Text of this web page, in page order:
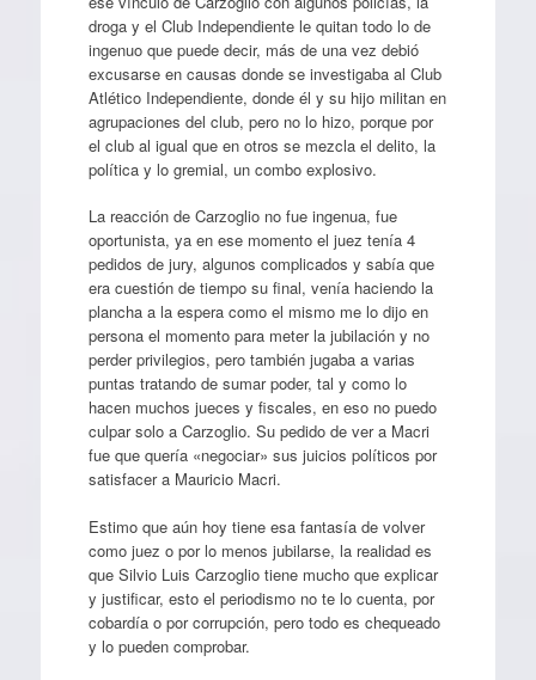
droga y el Club Independiente le quitan todo lo de
ingenuo que puede decir, más de una vez debió
excusarse en causas donde se investigaba al Club
Atlético Independiente, donde él y su hijo militan en
agrupaciones del club, pero no lo hizo, porque por
el club al igual que en otros se mezcla el delito, la
política y lo gremial, un combo explosivo.
La reacción de Carzoglio no fue ingenua, fue
oportunista, ya en ese momento el juez tenía 4
pedidos de jury, algunos complicados y sabía que
era cuestión de tiempo su final, venía haciendo la
plancha a la espera como el mismo me lo dijo en
persona el momento para meter la jubilación y no
perder privilegios, pero también jugaba a varias
puntas tratando de sumar poder, tal y como lo
hacen muchos jueces y fiscales, en eso no puedo
culpar solo a Carzoglio. Su pedido de ver a Macri
fue que quería «negociar» sus juicios políticos por
satisfacer a Mauricio Macri.
Estimo que aún hoy tiene esa fantasía de volver
como juez o por lo menos jubilarse, la realidad es
que Silvio Luis Carzoglio tiene mucho que explicar
y justificar, esto el periodismo no te lo cuenta, por
cobardía o por corrupción, pero todo es chequeado
y lo pueden comprobar.